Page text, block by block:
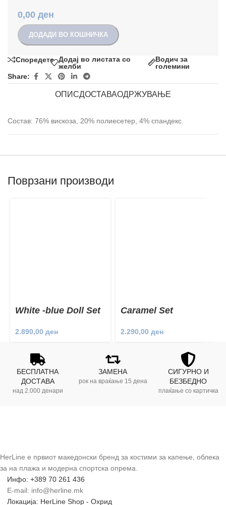
0,00 ден
ДОДАДИ ВО КОШНИЧКА
Споредете Додај во листата со
желби
Водич за
големини
Share:
ОПИСДОСТАВАОДРЖУВАЊЕ
Состав: 76% вискоза, 20% полиесетер, 4% спандекс.
Поврзани производи
White -blue Doll Set
2.890,00 ден
Caramel Set
2.290,00 ден
БЕСПЛАТНА
ДОСТАВА
над 2.000 денари
ЗАМЕНА
рок на враќање 15 дена
СИГУРНО И
БЕЗБЕДНО
плаќање со картичка
HerLine е првиот македонски бренд за костими за капење, облека
за на плажа и модерна спортска опрема.
Инфо: +389 70 261 436
E-mail: info@herline.mk
Локација: HerLine Shop - Охрид